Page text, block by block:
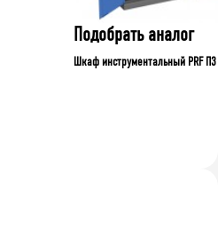
Подобрать аналог
Шкаф инструментальный PRF П3